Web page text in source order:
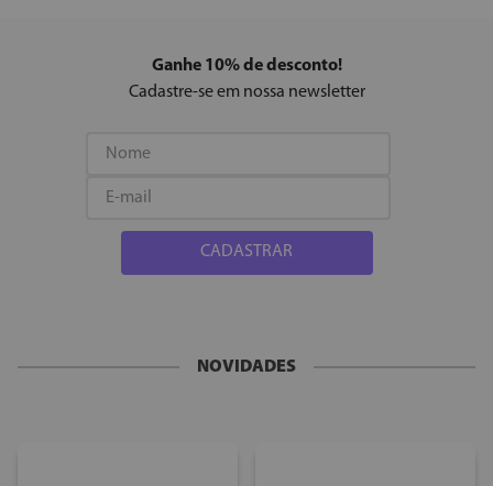
Ganhe 10% de desconto!
Cadastre-se em nossa newsletter
CADASTRAR
NOVIDADES